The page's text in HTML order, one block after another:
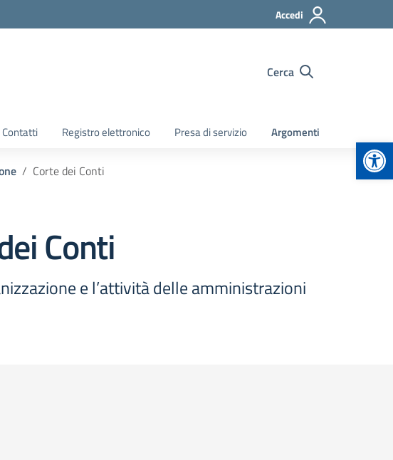
Accedi
Cerca
Contatti Registro elettronico Presa di servizio Argomenti
Corte dei Conti
Conti
e l’attività delle amministrazioni